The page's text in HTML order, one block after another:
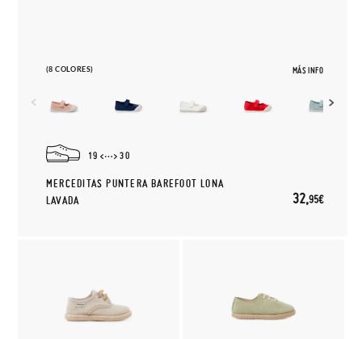
(8 COLORES) MÁS INFO
19 30
MERCEDITAS PUNTERA BAREFOOT LONA
LAVADA
32,95€